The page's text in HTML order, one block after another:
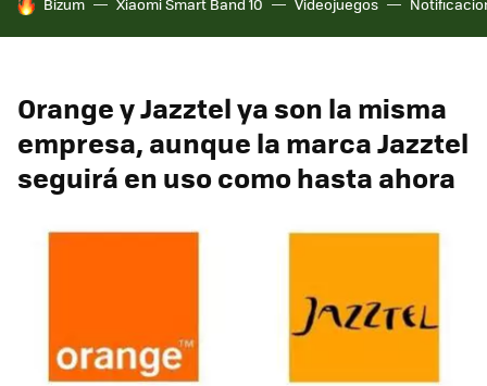
Orange y Jazztel ya son la misma
empresa, aunque la marca Jazztel
seguirá en uso como hasta ahora